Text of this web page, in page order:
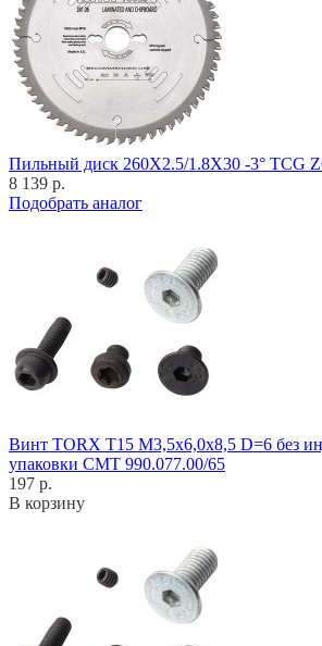
Пильный диск 260X2.5/1.8X30 -3° TCG
8 139 р.
Подобрать аналог
Винт TORX T15 M3,5x6,0x8,5 D=6 без
упаковки CMT 990.077.00/65
197 р.
В корзину